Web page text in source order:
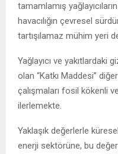
tamamlamış
havacılığın çevresel
tartışılamaz mühim yeri
Yağlayıcı ve yakıtlardaki
olan “Katkı Maddesi”
çalışmaları fosil kökenli
ilerlemekte.
Yaklaşık değerlerle
enerji sektörüne, bu